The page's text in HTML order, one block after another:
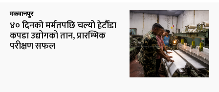
मकवानपुर
४० दिनको मर्मतपछि चल्यो हेटौँडा
कपडा उद्योगको तान, प्रारम्भिक
परीक्षण सफल